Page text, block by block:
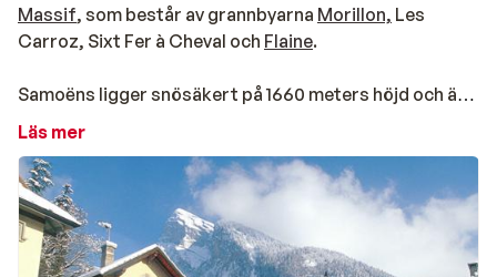
Massif, som består av grannbyarna Morillon, Les
Carroz, Sixt Fer à Cheval och Flaine.
Samoëns ligger snösäkert på 1660 meters höjd och är
en perfekt utgångspunkt till Le Grand Massif som
upp till 2500 meter vilket gör att området är snösäkert
genom hela säsongen. Hit kommer många
skidentusiaster och barnfamiljer som vill njuta av
skidåkning i världsklass. Här finns någonting för alla.
Läs mer